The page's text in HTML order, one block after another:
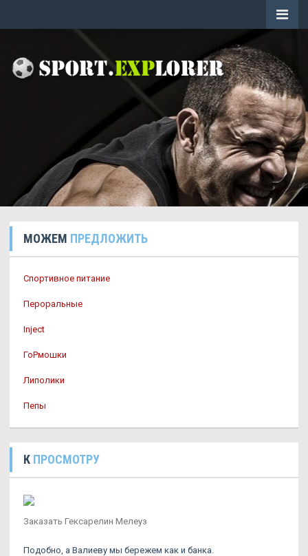
МОЖЕМ ПРЕДЛОЖИТЬ
Спортивное питание
Пероральные
Inject
ГоРмошки
Липолики
Пепы
К ПРОСМОТРУ
Заказать Гексарелин Мелеуз
Подобно, а Валиеву мы бережем как и банка.